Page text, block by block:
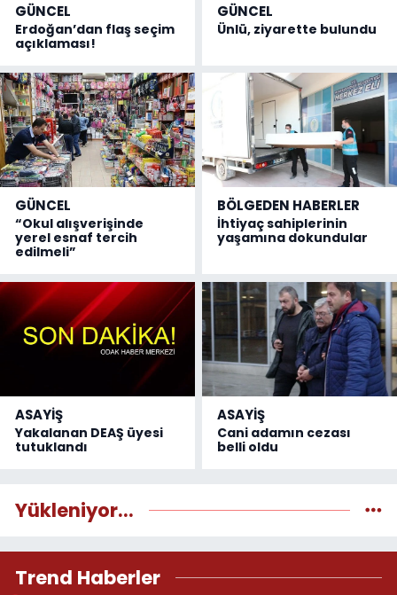
GÜNCEL
Erdoğan’dan flaş seçim
açıklaması!
GÜNCEL
Ünlü, ziyarette bulundu
GÜNCEL
“Okul alışverişinde
yerel esnaf tercih
edilmeli”
BÖLGEDEN HABERLER
İhtiyaç sahiplerinin
yaşamına dokundular
ASAYİŞ
Yakalanan DEAŞ üyesi
tutuklandı
ASAYİŞ
Cani adamın cezası
belli oldu
Yükleniyor...
Trend Haberler